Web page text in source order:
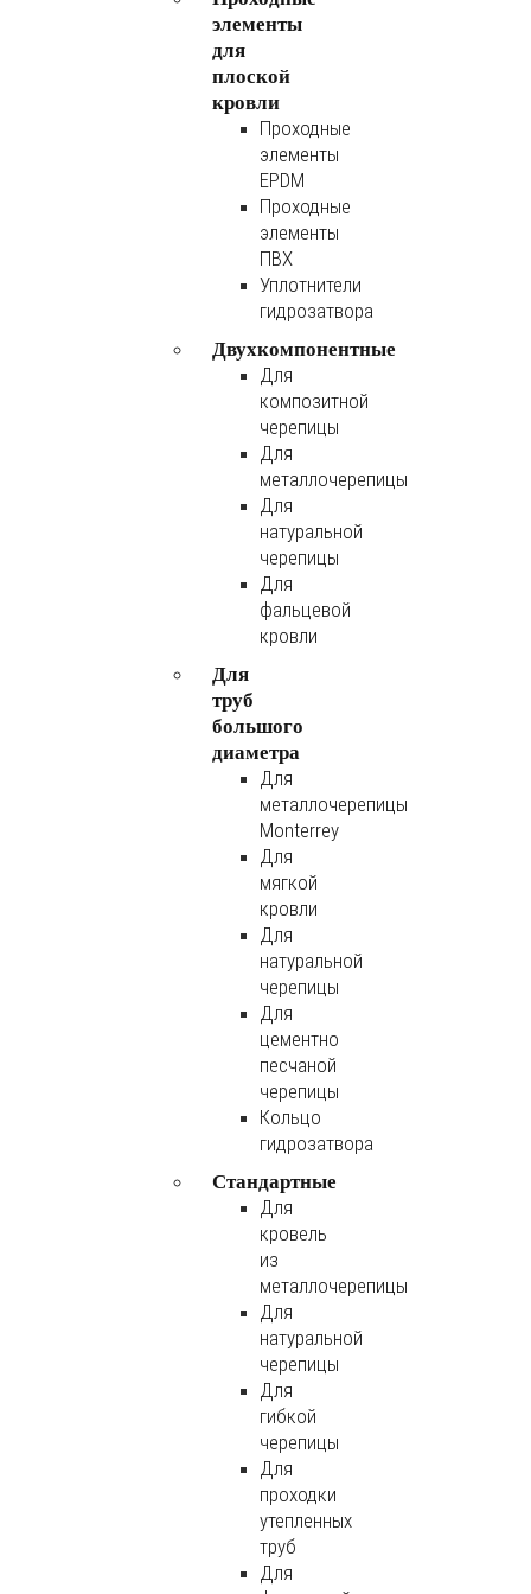
элементы
для
плоской
кровли
Проходные
элементы
EPDM
Проходные
элементы
ПВХ
Уплотнители
гидрозатвора
Двухкомпонентные
Для
композитной
черепицы
Для
металлочерепицы
Для
натуральной
черепицы
Для
фальцевой
кровли
Для
труб
большого
диаметра
Для
металлочерепицы
Monterrey
Для
мягкой
кровли
Для
натуральной
черепицы
Для
цементно
песчаной
черепицы
Кольцо
гидрозатвора
Стандартные
Для
кровель
из
металлочерепицы
Для
натуральной
черепицы
Для
гибкой
черепицы
Для
проходки
утепленных
труб
Для